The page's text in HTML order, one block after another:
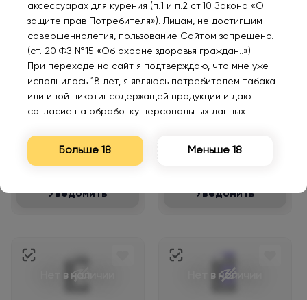
VOZOL GEAR 6000
770₽
Уведомить
VOZOL GEAR 6000
Уведомить
Нет в наличии Нет в наличии
аксессуарах для курения (п.1 и п.2 ст.10 Закона «О
защите прав Потребителя»). Лицам, не достигшим
совершеннолетия, пользование Сайтом запрещено.
(ст. 20 ФЗ №15 «Об охране здоровья граждан..»)
При переходе на сайт я подтверждаю, что мне уже
исполнилось 18 лет, я являюсь потребителем табака
или иной никотинсодержащей продукции и даю
согласие на обработку персональных данных
Больше 18 Меньше 18